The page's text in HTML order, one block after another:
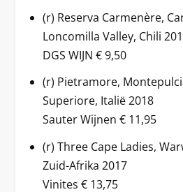
(r) Reserva Carmenère,
Loncomilla Valley, Chili
DGS WIJN € 9,50
(r) Pietramore,
Superiore, Italië 2018
Sauter Wijnen € 11,95
(r) Three Cape Ladies,
Zuid-Afrika 2017
Vinites € 13,75